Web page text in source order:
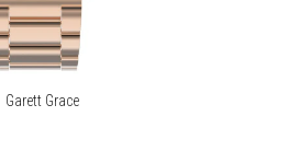
Garett Grace